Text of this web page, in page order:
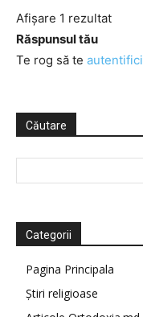
Afișare 1 rezultat
Răspunsul tău
Te rog să te autentifici
Căutare
Categorii
Pagina Principala
Știri religioase